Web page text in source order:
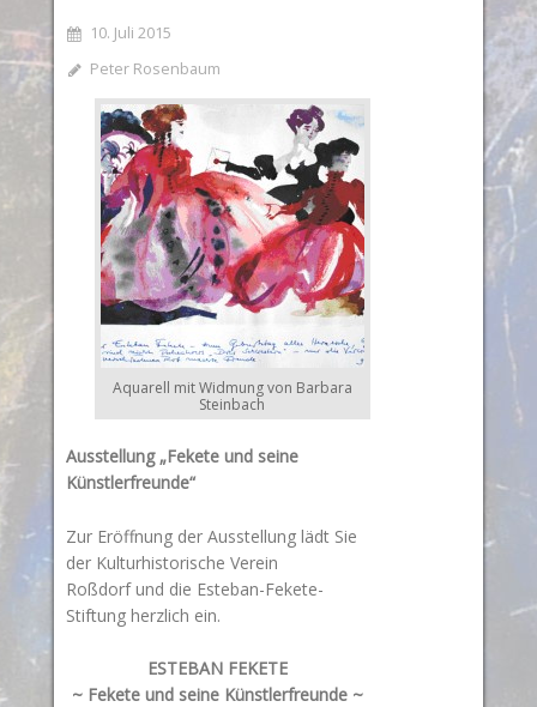
10. Juli 2015
Peter Rosenbaum
Aquarell mit Widmung von Barbara
Steinbach
Ausstellung „Fekete und seine
Künstlerfreunde“
Zur Eröffnung der Ausstellung lädt Sie
der Kulturhistorische Verein
Roßdorf und die Esteban-Fekete-
Stiftung herzlich ein.
ESTEBAN FEKETE
~ Fekete und seine Künstlerfreunde ~